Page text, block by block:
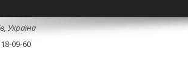
Україна
09-60